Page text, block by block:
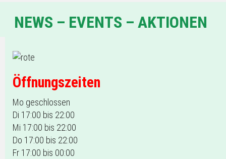
NEWS – EVENTS – AKTIONEN
Öffnungszeiten
Mo geschlossen
Di 17:00 bis 22:00
Mi 17:00 bis 22:00
Do 17:00 bis 22:00
Fr 17:00 bis 00:00